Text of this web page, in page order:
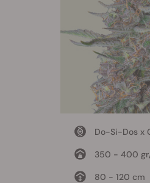
Do-Si-Dos x
350 - 400
80 - 120 cm